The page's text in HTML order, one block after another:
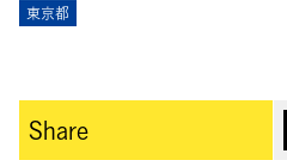
東京都
Share